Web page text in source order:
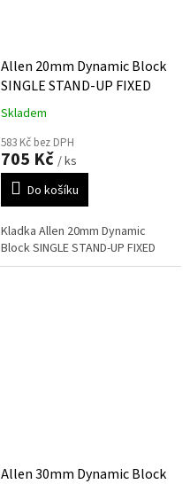
Allen 20mm Dynamic Block
SINGLE STAND-UP FIXED
Skladem
583 Kč bez DPH
705 Kč / ks
Do košíku
Kladka Allen 20mm Dynamic
Block SINGLE STAND-UP FIXED
Allen 30mm Dynamic Block